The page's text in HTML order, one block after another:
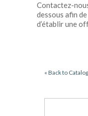
Contactez-
dessous afin
d’établir une
« Back to